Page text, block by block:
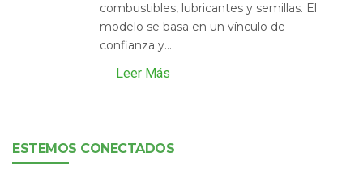
combustibles, lubricantes y semillas. El
modelo se basa en un vínculo de
confianza y...
Leer Más
ESTEMOS CONECTADOS